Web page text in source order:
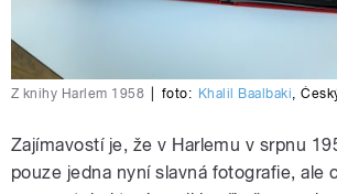
Z knihy Harlem 1958 foto: Khalil Baalbaki ,
Zajímavostí je, že v Harlemu v srpnu
pouze jedna nyní slavná fotografie, ale